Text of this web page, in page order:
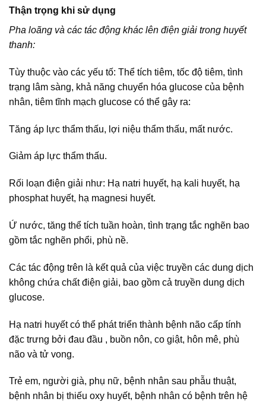
Thận trọng khi sử dụng
Pha loãng và các tác động khác lên điện giải trong huyết
thanh:
Tùy thuộc vào các yếu tố: Thể tích tiêm, tốc độ tiêm, tình
trạng lâm sàng, khả năng chuyển hóa glucose của bệnh
nhân, tiêm tĩnh mạch glucose có thể gây ra:
Tăng áp lực thẩm thấu, lợi niệu thẩm thấu, mất nước.
Giảm áp lực thẩm thấu.
Rối loạn điện giải như: Hạ natri huyết, hạ kali huyết, hạ
phosphat huyết, hạ magnesi huyết.
Ứ nước, tăng thể tích tuần hoàn, tình trạng tắc nghẽn bao
gồm tắc nghẽn phổi, phù nề.
Các tác động trên là kết quả của việc truyền các dung dịch
không chứa chất điện giải, bao gồm cả truyền dung dịch
glucose.
Hạ natri huyết có thể phát triển thành bệnh não cấp tính
đặc trưng bởi đau đầu , buồn nôn, co giật, hôn mê, phù
não và tử vong.
Trẻ em, người già, phụ nữ, bệnh nhân sau phẫu thuật,
bệnh nhân bị thiếu oxy huyết, bệnh nhân có bệnh trên hệ